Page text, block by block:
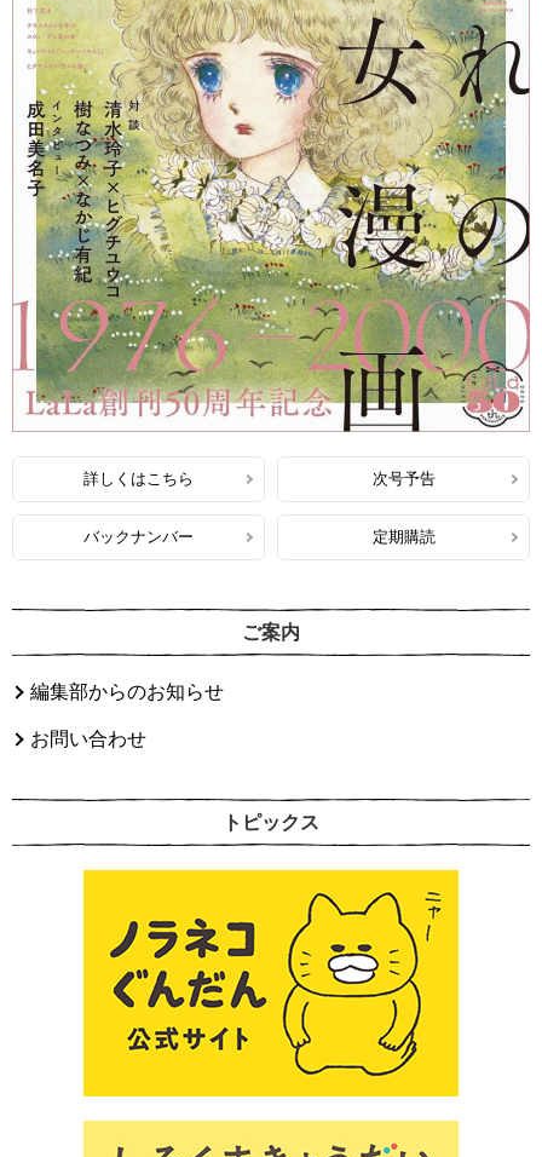
詳しくはこちら 次号予告
バックナンバー 定期購読
ご案内
編集部からのお知らせ
お問い合わせ
トピックス